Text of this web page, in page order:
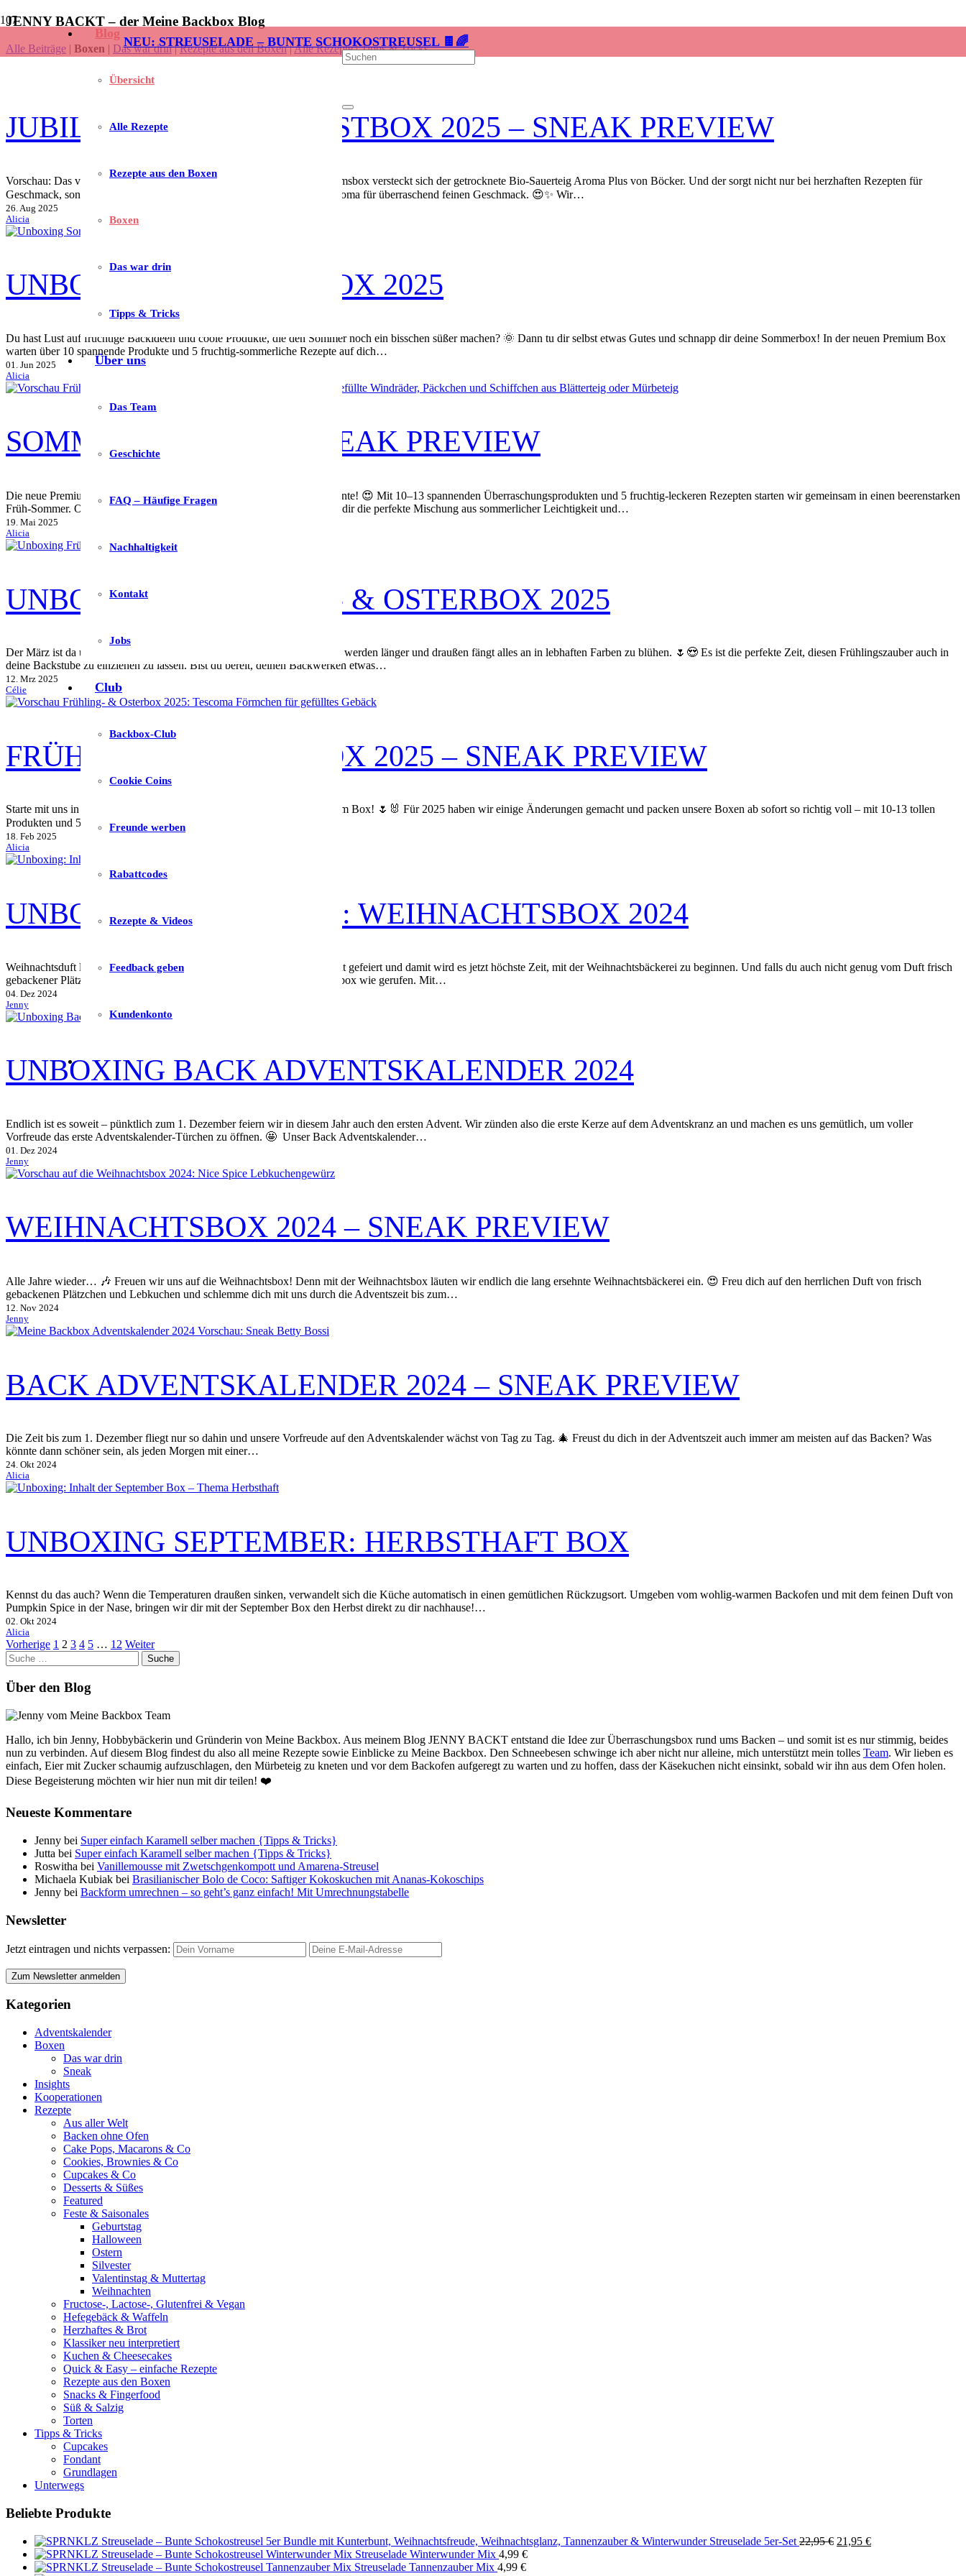
NEU: STREUSELADE – BUNTE SCHOKOSTREUSEL 🍫🌈
Blog
Übersicht
Alle Rezepte
Rezepte aus den Boxen
Boxen
Das war drin
Tipps & Tricks
Über uns
Das Team
Geschichte
FAQ – Häufige Fragen
Nachhaltigkeit
Kontakt
Jobs
Club
Backbox-Club
Cookie Coins
Freunde werben
Rabattcodes
Rezepte & Videos
Feedback geben
Kundenkonto
JENNY BACKT – der Meine Backbox Blog
Alle Beiträge | Boxen | Das war drin|Rezepte aus den Boxen|Alle Rezepte|Tipps & Tricks
JUBILÄUMSBOX: HERBSTBOX 2025 – SNEAK PREVIEW
Vorschau: Das versteckt sich in der Jubiläumsbox 2025 In unserer Jubiläumsbox versteckt sich der getrocknete Bio-Sauerteig Aroma Plus von Böcker. Und der sorgt nicht nur bei herzhaften Rezepten für
Geschmack, sondern verleiht auch süßem Gebäck ein ganz besonderes Aroma für überraschend feinen Geschmack. 😍✨ Wir…
26. Aug 2025
Alicia
UNBOXING: SOMMERBOX 2025
Du hast Lust auf fruchtige Backideen und coole Produkte, die den Sommer noch ein bisschen süßer machen? 🌞 Dann tu dir selbst etwas Gutes und schnapp dir deine Sommerbox! In der neuen Premium Box
warten über 10 spannende Produkte und 5 fruchtig-sommerliche Rezepte auf dich…
01. Jun 2025
Alicia
SOMMERBOX 2025 – SNEAK PREVIEW
Die neue Premium Sommerbox ist da – und sie steckt voller Genussmomente! 😍 Mit 10–13 spannenden Überraschungsprodukten und 5 fruchtig-leckeren Rezepten starten wir gemeinsam in einen beerenstarken
Früh-Sommer. Ob luftig gebacken oder herrlich gekühlt: Diese Box bietet dir die perfekte Mischung aus sommerlicher Leichtigkeit und…
19. Mai 2025
Alicia
UNBOXING: FRÜHLING- & OSTERBOX 2025
Der März ist da und so langsam beginnt das Frühlingserwachen. Die Tage werden länger und draußen fängt alles an in lebhaften Farben zu blühen. 🌷😍 Es ist die perfekte Zeit, diesen Frühlingszauber auch in
deine Backstube zu einziehen zu lassen. Bist du bereit, deinen Backwerken etwas…
12. Mrz 2025
Célie
FRÜHLING- & OSTERBOX 2025 – SNEAK PREVIEW
Starte mit uns in die Frühlingszeit – mit unserer brandneuen ersten Premium Box! 🌷🐰 Für 2025 haben wir einige Änderungen gemacht und packen unsere Boxen ab sofort so richtig voll – mit 10-13 tollen
Produkten und 5 super leckeren Rezepten für noch mehr Backspaß. 😍…
18. Feb 2025
Alicia
UNBOXING NOVEMBER: WEIHNACHTSBOX 2024
Weihnachtsduft liegt in der Luft! Am Sonntag haben wir den ersten Advent gefeiert und damit wird es jetzt höchste Zeit, mit der Weihnachtsbäckerei zu beginnen. Und falls du auch nicht genug vom Duft frisch
gebackener Plätzchen bekommen kannst, kommt unsere neue Weihnachtsbox wie gerufen. Mit…
04. Dez 2024
Jenny
UNBOXING BACK ADVENTSKALENDER 2024
Endlich ist es soweit – pünktlich zum 1. Dezember feiern wir in diesem Jahr auch den ersten Advent. Wir zünden also die erste Kerze auf dem Adventskranz an und machen es uns gemütlich, um voller
Vorfreude das erste Adventskalender-Türchen zu öffnen. 🤩 Unser Back Adventskalender…
01. Dez 2024
Jenny
WEIHNACHTSBOX 2024 – SNEAK PREVIEW
Alle Jahre wieder… 🎶 Freuen wir uns auf die Weihnachtsbox! Denn mit der Weihnachtsbox läuten wir endlich die lang ersehnte Weihnachtsbäckerei ein. 😍 Freu dich auf den herrlichen Duft von frisch
gebackenen Plätzchen und Lebkuchen und schlemme dich mit uns durch die Adventszeit bis zum…
12. Nov 2024
Jenny
BACK ADVENTSKALENDER 2024 – SNEAK PREVIEW
Die Zeit bis zum 1. Dezember fliegt nur so dahin und unsere Vorfreude auf den Adventskalender wächst von Tag zu Tag. 🎄 Freust du dich in der Adventszeit auch immer am meisten auf das Backen? Was
könnte dann schöner sein, als jeden Morgen mit einer…
24. Okt 2024
Alicia
UNBOXING SEPTEMBER: HERBSTHAFT BOX
Kennst du das auch? Wenn die Temperaturen draußen sinken, verwandelt sich die Küche automatisch in einen gemütlichen Rückzugsort. Umgeben vom wohlig-warmen Backofen und mit dem feinen Duft von
Pumpkin Spice in der Nase, bringen wir dir mit der September Box den Herbst direkt zu dir nachhause!…
02. Okt 2024
Alicia
Vorherige 1 2 3 4 5 … 12 Weiter
Suche
nach:
Über den Blog
Hallo, ich bin Jenny, Hobbybäckerin und Gründerin von Meine Backbox. Aus meinem Blog JENNY BACKT entstand die Idee zur Überraschungsbox rund ums Backen – und somit ist es nur stimmig, beides
nun zu verbinden. Auf diesem Blog findest du also all meine Rezepte sowie Einblicke zu Meine Backbox. Den Schneebesen schwinge ich aber nicht nur alleine, mich unterstützt mein tolles Team. Wir lieben es
einfach, Eier mit Zucker schaumig aufzuschlagen, den Mürbeteig zu kneten und vor dem Backofen aufgeregt zu warten und zu hoffen, dass der Käsekuchen nicht einsinkt, sobald wir ihn aus dem Ofen holen.
Diese Begeisterung möchten wir hier nun mit dir teilen! ❤️
Neueste Kommentare
Jenny bei Super einfach Karamell selber machen {Tipps & Tricks}
Jutta bei Super einfach Karamell selber machen {Tipps & Tricks}
Roswitha bei Vanillemousse mit Zwetschgenkompott und Amarena-Streusel
Michaela Kubiak bei Brasilianischer Bolo de Coco: Saftiger Kokoskuchen mit Ananas-Kokoschips
Jenny bei Backform umrechnen – so geht’s ganz einfach! Mit Umrechnungstabelle
Newsletter
Jetzt eintragen und nichts verpassen:
Kategorien
Adventskalender
Boxen
Das war drin
Sneak
Insights
Kooperationen
Rezepte
Aus aller Welt
Backen ohne Ofen
Cake Pops, Macarons & Co
Cookies, Brownies & Co
Cupcakes & Co
Desserts & Süßes
Featured
Feste & Saisonales
Geburtstag
Halloween
Ostern
Silvester
Valentinstag & Muttertag
Weihnachten
Fructose-, Lactose-, Glutenfrei & Vegan
Hefegebäck & Waffeln
Herzhaftes & Brot
Klassiker neu interpretiert
Kuchen & Cheesecakes
Quick & Easy – einfache Rezepte
Rezepte aus den Boxen
Snacks & Fingerfood
Süß & Salzig
Torten
Tipps & Tricks
Cupcakes
Fondant
Grundlagen
Unterwegs
Beliebte Produkte
Streuselade 5er-Set 22,95€ Ursprünglicher
21,95 €Aktueller
Streuselade Winterwunder Mix 4,99 €
Streuselade Tannenzauber Mix 4,99 €